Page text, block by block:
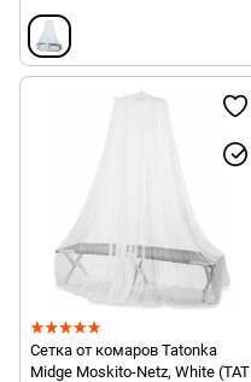
Сетка от комаров Tatonka
Midge Moskito-Netz, White (TAT